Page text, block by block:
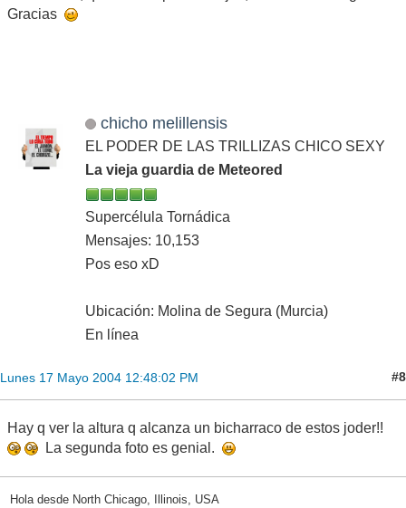
Gracias
chicho melillensis
EL PODER DE LAS TRILLIZAS CHICO SEXY
La vieja guardia de Meteored
Supercélula Tornádica
Mensajes: 10,153
Pos eso xD
Ubicación: Molina de Segura (Murcia)
En línea
Lunes 17 Mayo 2004 12:48:02 PM #8
Hay q ver la altura q alcanza un bicharraco de estos joder!!
La segunda foto es genial.
Hola desde North Chicago, Illinois, USA